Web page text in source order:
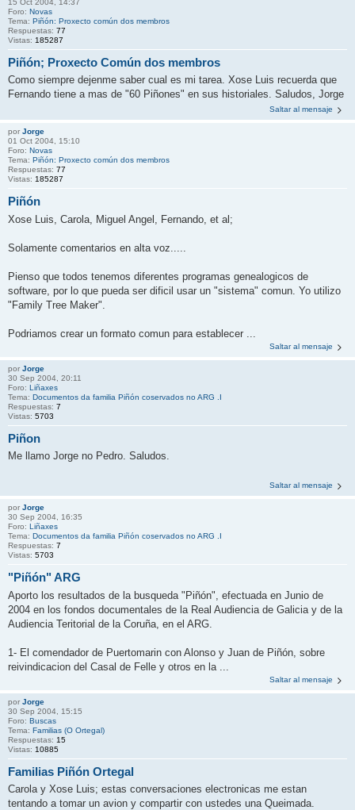
Foro: Novas
Tema: Piñón: Proxecto común dos membros
Respuestas: 77
Vistas: 185287
Piñón; Proxecto Común dos membros
Como siempre dejenme saber cual es mi tarea. Xose Luis recuerda que
Fernando tiene a mas de "60 Piñones" en sus historiales. Saludos, Jorge
Saltar al mensaje
por Jorge
01 Oct 2004, 15:10
Foro: Novas
Tema: Piñón: Proxecto común dos membros
Respuestas: 77
Vistas: 185287
Piñón
Xose Luis, Carola, Miguel Angel, Fernando, et al;
Solamente comentarios en alta voz.....
Pienso que todos tenemos diferentes programas genealogicos de
software, por lo que pueda ser dificil usar un "sistema" comun. Yo utilizo
"Family Tree Maker".
Podriamos crear un formato comun para establecer ...
Saltar al mensaje
por Jorge
30 Sep 2004, 20:11
Foro: Liñaxes
Tema: Documentos da familia Piñón coservados no ARG .I
Respuestas: 7
Vistas: 5703
Piñon
Me llamo Jorge no Pedro. Saludos.
Saltar al mensaje
por Jorge
30 Sep 2004, 16:35
Foro: Liñaxes
Tema: Documentos da familia Piñón coservados no ARG .I
Respuestas: 7
Vistas: 5703
"Piñón" ARG
Aporto los resultados de la busqueda "Piñón", efectuada en Junio de
2004 en los fondos documentales de la Real Audiencia de Galicia y de la
Audiencia Teritorial de la Coruña, en el ARG.
1- El comendador de Puertomarin con Alonso y Juan de Piñón, sobre
reivindicacion del Casal de Felle y otros en la ...
Saltar al mensaje
por Jorge
30 Sep 2004, 15:15
Foro: Buscas
Tema: Familias (O Ortegal)
Respuestas: 15
Vistas: 10885
Familias Piñón Ortegal
Carola y Xose Luis; estas conversaciones electronicas me estan
tentando a tomar un avion y compartir con ustedes una Queimada.